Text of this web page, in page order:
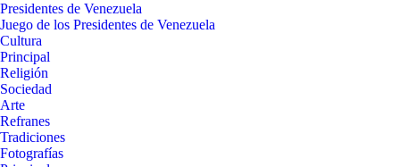
Presidentes de Venezuela
Juego de los Presidentes de Venezuela
Cultura
Principal
Religión
Sociedad
Arte
Refranes
Tradiciones
Fotografías